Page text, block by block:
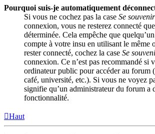
Pourquoi suis-je automatiquement
Si vous ne cochez pas la case Se
connexion, vous ne resterez connecté
déterminée. Cela empêche que
compte à votre insu en utilisant le même
rester connecté, cochez la case Se
connexion. Ce n’est pas recommandé si
ordinateur public pour accéder au forum
café, université, etc.). Si vous ne voyez
signifie qu’un administrateur du forum a
fonctionnalité.
Haut